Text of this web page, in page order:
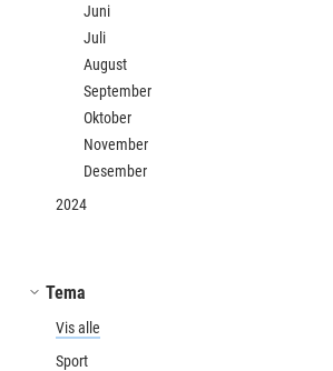
Juni
Juli
August
September
Oktober
November
Desember
2024
Tema
Vis alle
Sport